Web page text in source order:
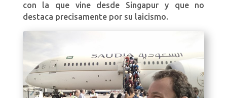
con la que vine desde Singapur y que no
destaca precisamente por su laicismo.